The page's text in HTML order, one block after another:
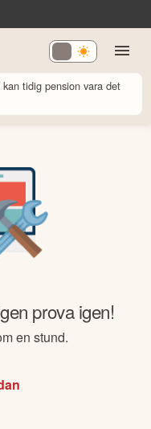
tidig pension vara det
prova igen!
en stund.